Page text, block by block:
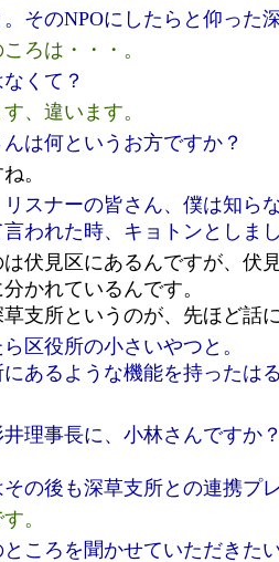
そのNPOにしたらと仰った
ろは・・・。
くて？
、違います。
は何というお方ですか？
。
スナーの皆さん、僕は知ら
われた時、キョトンとしま
伏見区にあるんですが、伏
かれているんです。
支所というのが、先ほど話
区役所の小さいやつと。
あるような機能を持ったは
井理事長に、小林さんですか
その後も深草支所との連携プ
。
ころを聞かせていただきた